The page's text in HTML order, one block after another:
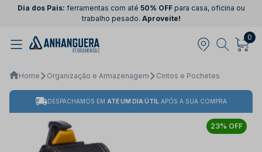
Dia dos Pais: ferramentas com até 50% OFFpara casa, oficina ou
trabalho pesado. Aproveite!
0
Home Organização e Armazenagem Cintos e Pochetes
DESPACHAMOS EM ATÉ UM DIA ÚTIL APÓS A SUA COMPRA
23% OFF